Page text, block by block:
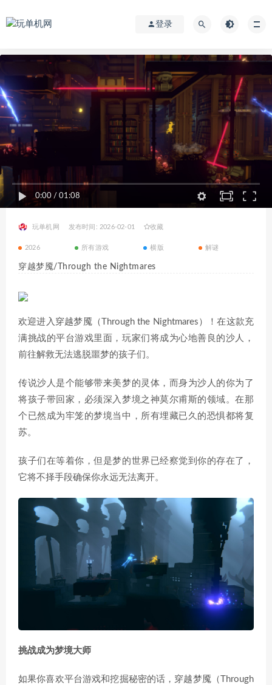
登录
0:00 / 01:08
玩单机网 发布时间: 2026-02-01 收藏
2026 所有游戏 横版 解谜
穿越梦魇/Through the Nightmares
欢迎进入穿越梦魇（Through the Nightmares）！在这款充
满挑战的平台游戏里面，玩家们将成为心地善良的沙人，
前往解救无法逃脱噩梦的孩子们。
传说沙人是个能够带来美梦的灵体，而身为沙人的你为了
将孩子带回家，必须深入梦境之神莫尔甫斯的领域。在那
个已然成为牢笼的梦境当中，所有埋藏已久的恐惧都将复
苏。
孩子们在等着你，但是梦的世界已经察觉到你的存在了，
它将不择手段确保你永远无法离开。
挑战成为梦境大师
如果你喜欢平台游戏和挖掘秘密的话，穿越梦魇（Through